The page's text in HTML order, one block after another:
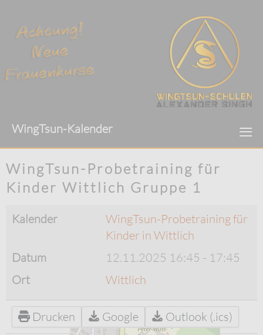
WingTsun-Kalender ≡
WingTsun-Probetraining für
Kinder Wittlich Gruppe 1
Kalender
WingTsun-Probetraining für
Kinder in Wittlich
Datum
12.11.2025 16:45 - 17:45
Ort
Wittlich
Drucken Google Outlook (.ics)